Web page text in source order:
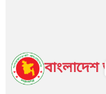
বাংলাদেশ